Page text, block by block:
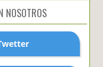
NOSOTROS